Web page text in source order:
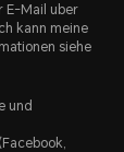
E-Mail uber
kann meine
siehe
und